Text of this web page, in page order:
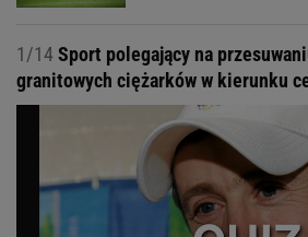
1/14Sport polegający na
granitowych ciężarków w kierunku